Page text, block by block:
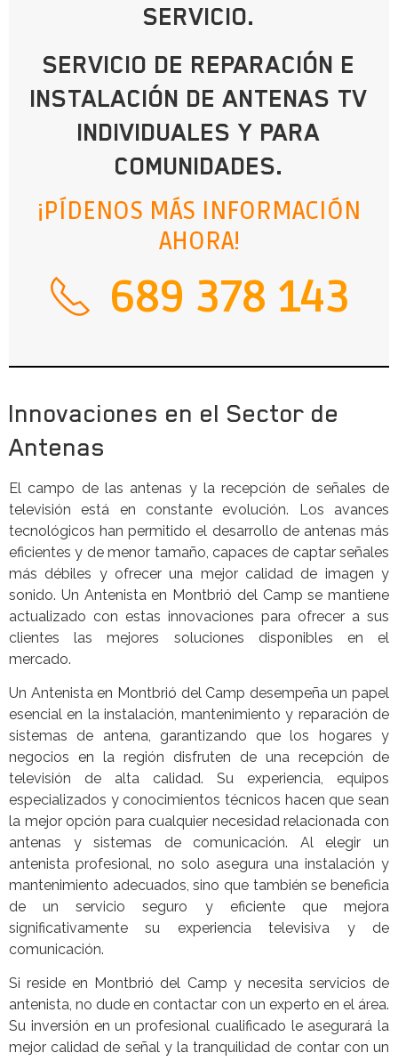
SERVICIO.
SERVICIO DE REPARACIÓN E
INSTALACIÓN DE ANTENAS TV
INDIVIDUALES Y PARA
COMUNIDADES.
¡PÍDENOS MÁS INFORMACIÓN
AHORA!
689 378 143
Innovaciones en el Sector de
Antenas
El campo de las antenas y la recepción de señales de
televisión está en constante evolución. Los avances
tecnológicos han permitido el desarrollo de antenas más
eficientes y de menor tamaño, capaces de captar señales
más débiles y ofrecer una mejor calidad de imagen y
sonido. Un Antenista en Montbrió del Camp se mantiene
actualizado con estas innovaciones para ofrecer a sus
clientes las mejores soluciones disponibles en el
mercado.
Un Antenista en Montbrió del Camp desempeña un papel
esencial en la instalación, mantenimiento y reparación de
sistemas de antena, garantizando que los hogares y
negocios en la región disfruten de una recepción de
televisión de alta calidad. Su experiencia, equipos
especializados y conocimientos técnicos hacen que sean
la mejor opción para cualquier necesidad relacionada con
antenas y sistemas de comunicación. Al elegir un
antenista profesional, no solo asegura una instalación y
mantenimiento adecuados, sino que también se beneficia
de un servicio seguro y eficiente que mejora
significativamente su experiencia televisiva y de
comunicación.
Si reside en Montbrió del Camp y necesita servicios de
antenista, no dude en contactar con un experto en el área.
Su inversión en un profesional cualificado le asegurará la
mejor calidad de señal y la tranquilidad de contar con un